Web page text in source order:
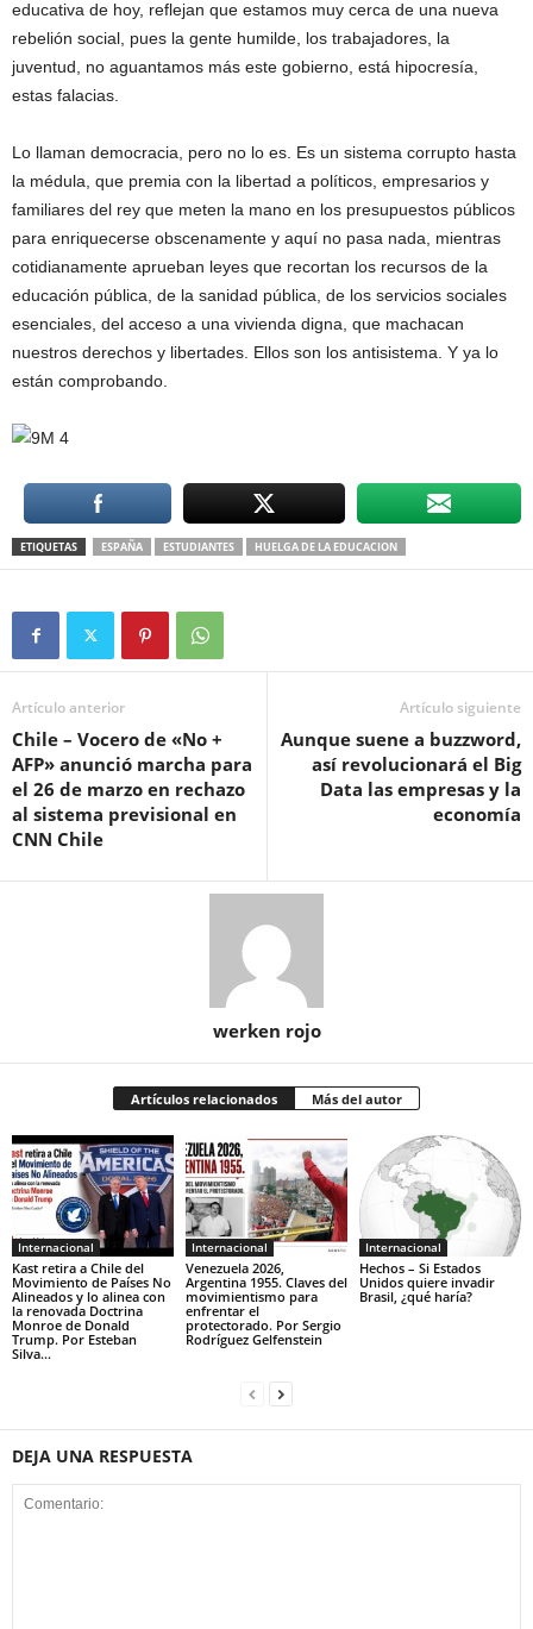
educativa de hoy, reflejan que estamos muy cerca de una nueva
rebelión social, pues la gente humilde, los trabajadores, la
juventud, no aguantamos más este gobierno, está hipocresía,
estas falacias.
Lo llaman democracia, pero no lo es. Es un sistema corrupto hasta
la médula, que premia con la libertad a políticos, empresarios y
familiares del rey que meten la mano en los presupuestos públicos
para enriquecerse obscenamente y aquí no pasa nada, mientras
cotidianamente aprueban leyes que recortan los recursos de la
educación pública, de la sanidad pública, de los servicios sociales
esenciales, del acceso a una vivienda digna, que machacan
nuestros derechos y libertades. Ellos son los antisistema. Y ya lo
están comprobando.
ETIQUETAS ESPAÑA ESTUDIANTES HUELGA DE LA EDUCACION
Artículo anterior
Chile – Vocero de «No +
AFP» anunció marcha para
el 26 de marzo en rechazo
al sistema previsional en
CNN Chile
Artículo siguiente
Aunque suene a buzzword,
así revolucionará el Big
Data las empresas y la
economía
werken rojo
Artículos relacionados Más del autor
Internacional
Kast retira a Chile del
Movimiento de Países No
Alineados y lo alinea con
la renovada Doctrina
Monroe de Donald
Trump. Por Esteban
Silva...
Internacional
Venezuela 2026,
Argentina 1955. Claves del
movimientismo para
enfrentar el
protectorado. Por Sergio
Rodríguez Gelfenstein
Internacional
Hechos – Si Estados
Unidos quiere invadir
Brasil, ¿qué haría?
DEJA UNA RESPUESTA